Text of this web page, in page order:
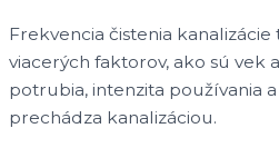
Frekvencia čistenia
viacerých faktorov, ako sú vek
potrubia, intenzita používania
prechádza kanalizáciou.